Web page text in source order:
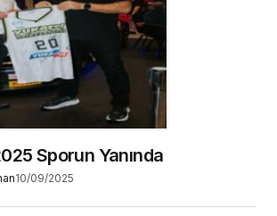
Sporun Yanında
10/09/2025